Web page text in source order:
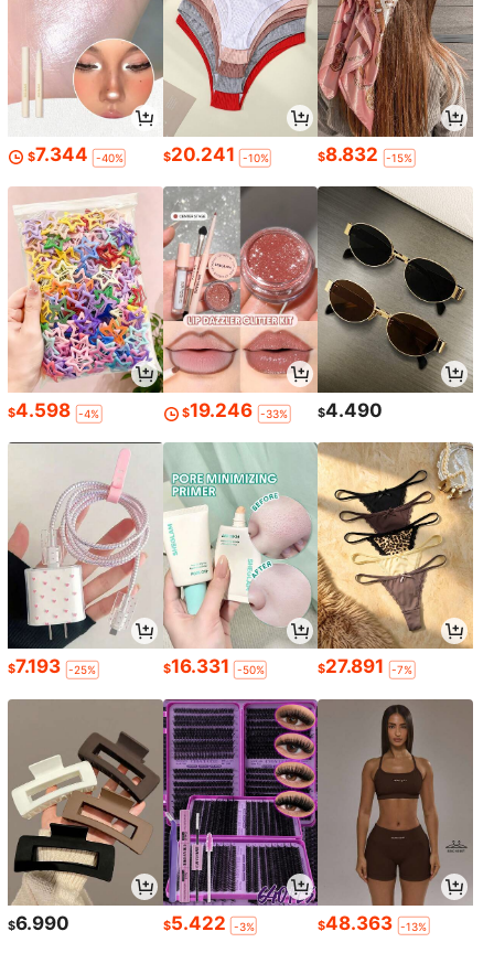
$7.344 -40% $20.241 -10% $8.832 -15%
$4.598 -4% $19.246 -33% $4.490
$7.193 -25% $16.331 -50% $27.891 -7%
$6.990 $5.422 -3% $48.363 -13%